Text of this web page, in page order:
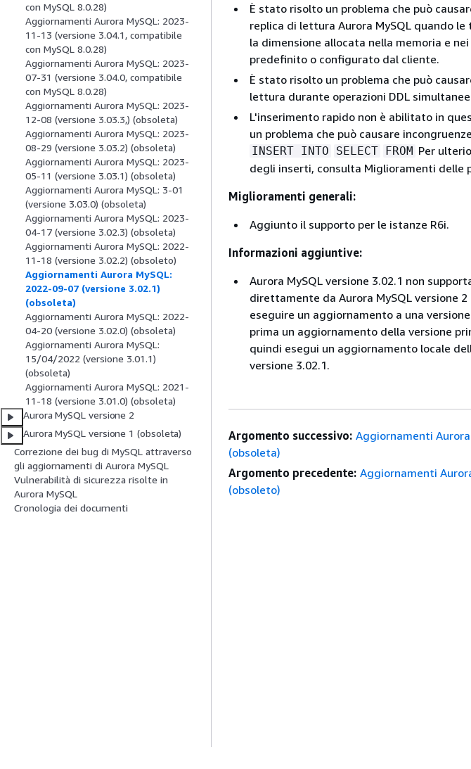
con MySQL 8.0.28)
Aggiornamenti Aurora MySQL: 2023-
11-13 (versione 3.04.1, compatibile
con MySQL 8.0.28)
Aggiornamenti Aurora MySQL: 2023-
07-31 (versione 3.04.0, compatibile
con MySQL 8.0.28)
Aggiornamenti Aurora MySQL: 2023-
12-08 (versione 3.03.3,) (obsoleta)
Aggiornamenti Aurora MySQL: 2023-
08-29 (versione 3.03.2) (obsoleta)
Aggiornamenti Aurora MySQL: 2023-
05-11 (versione 3.03.1) (obsoleta)
Aggiornamenti Aurora MySQL: 3-01
(versione 3.03.0) (obsoleta)
Aggiornamenti Aurora MySQL: 2023-
04-17 (versione 3.02.3) (obsoleta)
Aggiornamenti Aurora MySQL: 2022-
11-18 (versione 3.02.2) (obsoleto)
Aggiornamenti Aurora MySQL:
2022-09-07 (versione 3.02.1)
(obsoleta)
Aggiornamenti Aurora MySQL: 2022-
04-20 (versione 3.02.0) (obsoleta)
Aggiornamenti Aurora MySQL:
15/04/2022 (versione 3.01.1)
(obsoleta)
Aggiornamenti Aurora MySQL: 2021-
11-18 (versione 3.01.0) (obsoleta)
Aurora MySQL versione 2
Aurora MySQL versione 1 (obsoleta)
Correzione dei bug di MySQL attraverso
gli aggiornamenti di Aurora MySQL
Vulnerabilità di sicurezza risolte in
Aurora MySQL
Cronologia dei documenti
È stato risolto un problema che può
replica di lettura Aurora MySQL quando
la dimensione allocata nella memoria e
predefinito o configurato dal cliente.
È stato risolto un problema che può
lettura durante operazioni DDL
L'inserimento rapido non è abilitato in
un problema che può causare
INSERT INTO SELECT FROM Per
degli inserti, consulta Miglioramenti delle
Miglioramenti generali:
Aggiunto il supporto per le istanze R6i.
Informazioni aggiuntive:
Aurora MySQL versione 3.02.1 non
direttamente da Aurora MySQL versione 2
eseguire un aggiornamento a una
prima un aggiornamento della versione
quindi esegui un aggiornamento locale
versione 3.02.1.
Argomento successivo: Aggiornamenti
(obsoleta)
Argomento precedente: Aggiornamenti
(obsoleto)